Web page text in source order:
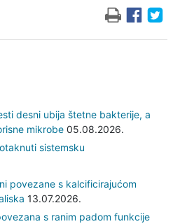
desni ubija štetne bakterije, a
mikrobe05.08.2026.
sistemsku
povezane s kalcificirajućom
13.07.2026.
s ranim padom funkcije